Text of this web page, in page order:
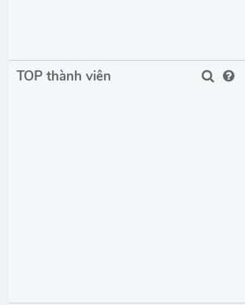
TOP thành viên